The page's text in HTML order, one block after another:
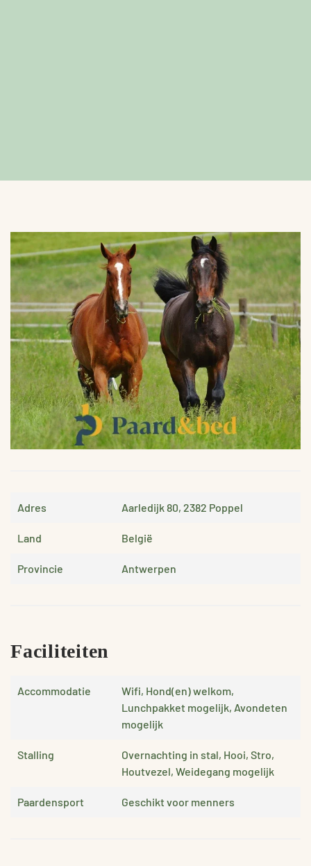
VERGROTEN
Adres Aarledijk 80, 2382 Poppel
Land België
Provincie Antwerpen
Faciliteiten
Accommodatie
Wifi, Hond(en) welkom,
Lunchpakket mogelijk, Avondeten
mogelijk
Stalling
Overnachting in stal, Hooi, Stro,
Houtvezel, Weidegang mogelijk
Paardensport Geschikt voor menners